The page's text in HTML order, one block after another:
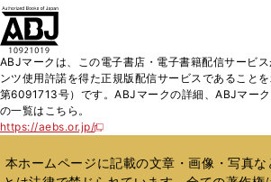
ABJマークは、この電子書店・電子書籍配信サービ
ンツ使用許諾を得た正規版配信サービスであること
第6091713号）です。ABJマークの詳細、ABJマー
の一覧はこちら。
https://aebs.or.jp/
新
い
ウ
本ホームページに記載の文章・画像・写真な